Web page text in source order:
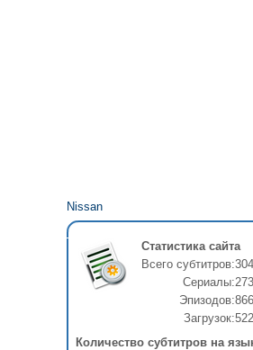
Nissan
Статистика сайта
Всего субтитров:
Сериалы:
Эпизодов:
Загрузок:
Количество субтитров на